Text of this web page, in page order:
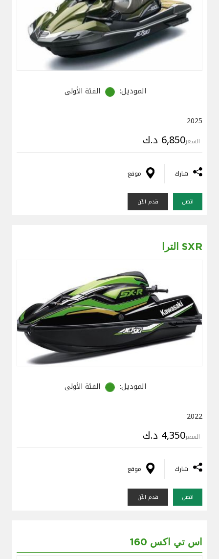
الموديل: الفئة الأولى
2025
السعر6,850 د.ك
شارك موقع
اتصل قدم الآن
الترا SXR
الموديل: الفئة الأولى
2022
السعر4,350 د.ك
شارك موقع
اتصل قدم الآن
اس تي اكس 160